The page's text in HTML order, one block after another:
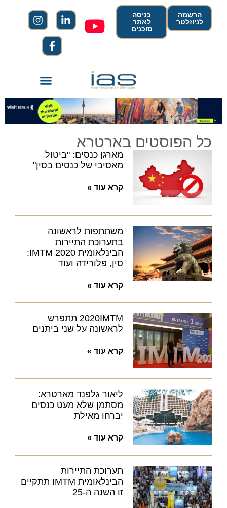
הרשמה
לניוזלטר
כניסה
לאתר
סוכנים
כל הפוסטים בארטרא
מארגן כנסים: "ביטול
מאסיבי של כנסים בסין"
קרא עוד »
משתתפות לראשונה
בתערוכת התיירות
הבינלאומית IMTM 2020:
סין, פלורידה ועוד
קרא עוד »
2020IMTM תתפרש
לראשונה על שני ביתנים
קרא עוד »
ליאור גלפנד מארטרא:
מסתמן שלא מעט כנסים
יברחו מאילת
קרא עוד »
תערוכת התיירות
הבינלאומית IMTM תתקיים
זו השנה ה-25